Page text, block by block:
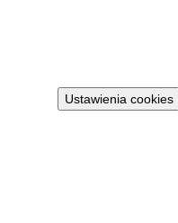
Ustawienia cookies